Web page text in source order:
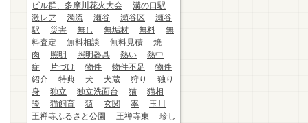
ビル群、多摩川花火大会
溝の口駅
激レア
濁流 瀬谷 瀬谷区
瀬谷
駅
災害 無し 無垢材 無料
無
料査定
無料相談 無料見積
焼
肉
照明 照明器具 熱い
熱中
症
片づけ 物件 物件不足
物件
紹介
特典 犬 犬蔵 狩り
独り
身
独立 独立洗面台 猫
猫相
談
猫飼育 猿 玄関 率
玉川
王禅寺ふるさと公園
王禅寺東
珍し